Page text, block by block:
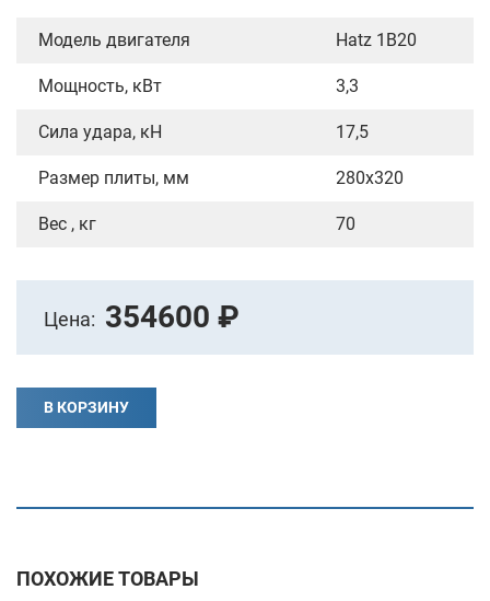
Модель двигателя Hatz 1B20
Мощность, кВт 3,3
Сила удара, кН 17,5
Размер плиты, мм 280х320
Вес , кг 70
Цена: 354600 ₽
В КОРЗИНУ
ПОХОЖИЕ ТОВАРЫ